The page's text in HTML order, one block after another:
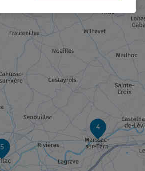
5
4